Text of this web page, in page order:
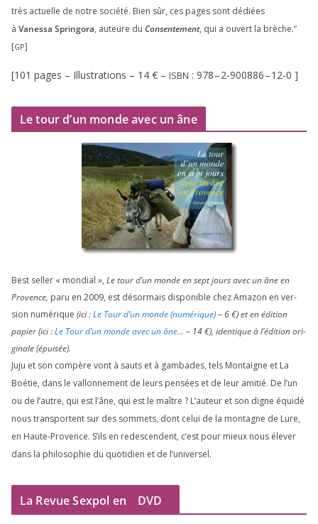
très actuelle de notre socié­té. Bien sûr, ces pages sont dédiées
à Vanessa Springora, auteure du Consentement, qui a ouvert la brèche.”
[GP]
[101 pages – Illustrations – 14 € – ISBN : 978–2‑900886–12‑0 ]
Le tour d’un monde avec un âne
Best sel­ler « mon­dial », Le tour d’un monde en sept jours avec un âne en
Provence, paru en 2009, est désor­mais dis­po­nible chez Amazon en ver­
sion numé­rique (ici :Le Tour d’un monde (numé­rique)–6€) et en édi­tion
papier (ici :Le Tour d’un monde avec un âne… – 14€), iden­tique à l’é­di­tion ori­
gi­nale (épui­sée).
Juju et son com­père vont à sauts et à gam­bades, tels Montaigne et La
Boétie, dans le val­lon­ne­ment de leurs pen­sées et de leur ami­tié. De l’un
ou de l’autre, qui est l’âne, qui est le maître ? L’auteur et son digne équi­dé
nous trans­portent sur des som­mets, dont celui de la mon­tagne de Lure,
en Haute-Provence. S’ils en redes­cendent, c’est pour mieux nous éle­ver
dans la phi­lo­so­phie du quo­ti­dien et de l’universel.
La Revue Sexpol en DVD